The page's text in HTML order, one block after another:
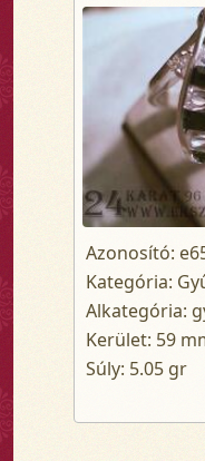
Azonosító:
Kategória:
Alkategória:
Kerület: 59
Súly: 5.05 gr